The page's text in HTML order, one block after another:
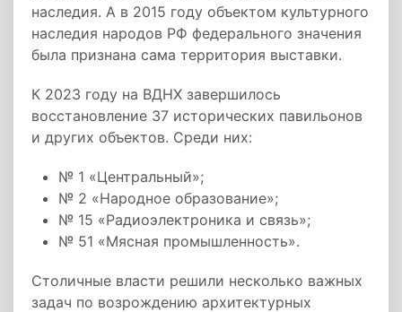
наследия. А в 2015 году объектом культурного
наследия народов РФ федерального значения
была признана сама территория выставки.
К 2023 году на ВДНХ завершилось
восстановление 37 исторических павильонов
и других объектов. Среди них:
№ 1 «Центральный»;
№ 2 «Народное образование»;
№ 15 «Радиоэлектроника и связь»;
№ 51 «Мясная промышленность».
Столичные власти решили несколько важных
задач по возрождению архитектурных